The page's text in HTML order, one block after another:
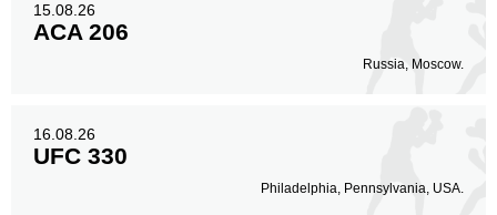
15.08.26
ACA 206
Russia, Moscow.
16.08.26
UFC 330
Philadelphia, Pennsylvania, USA.